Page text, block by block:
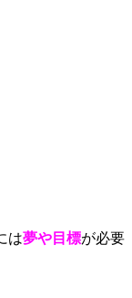
は夢や目標が必要